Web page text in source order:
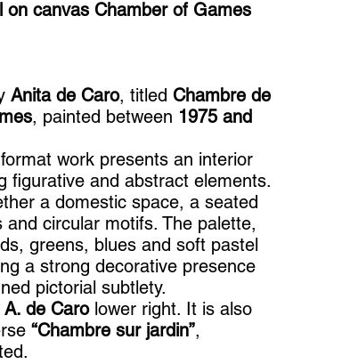
on canvas Chamber of Games
Anita de Caro, titled Chambre de
, painted between 1975 and
work presents an interior
figurative and abstract elements.
a domestic space, a seated
circular motifs. The palette,
greens, blues and soft pastel
a strong decorative presence
pictorial subtlety.
A. de Carolower right. It is also
“Chambre sur jardin”,